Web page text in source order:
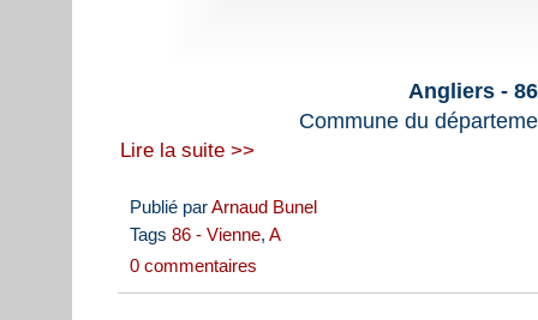
Angliers -
Commune du
Lire la suite >>
Publié parArnaud Bunel
Tags 86 - Vienne, A
0 commentaires